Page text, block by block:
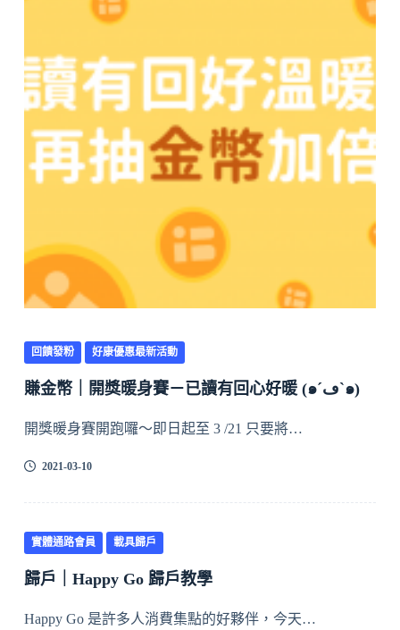
回饋發粉 好康優惠最新活動
賺金幣｜開獎暖身賽－已讀有回心好暖 (๑´ڡ`๑)
開獎暖身賽開跑囉～即日起至 3 /21 只要將…
2021-03-10
實體通路會員 載具歸戶
歸戶｜Happy Go 歸戶教學
Happy Go 是許多人消費集點的好夥伴，今天…